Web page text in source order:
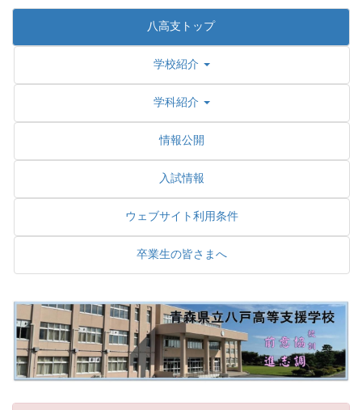
八高支トップ
学校紹介
学科紹介
情報公開
入試情報
ウェブサイト利用条件
卒業生の皆さまへ